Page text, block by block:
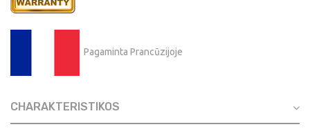
Pagaminta Prancūzijoje
CHARAKTERISTIKOS